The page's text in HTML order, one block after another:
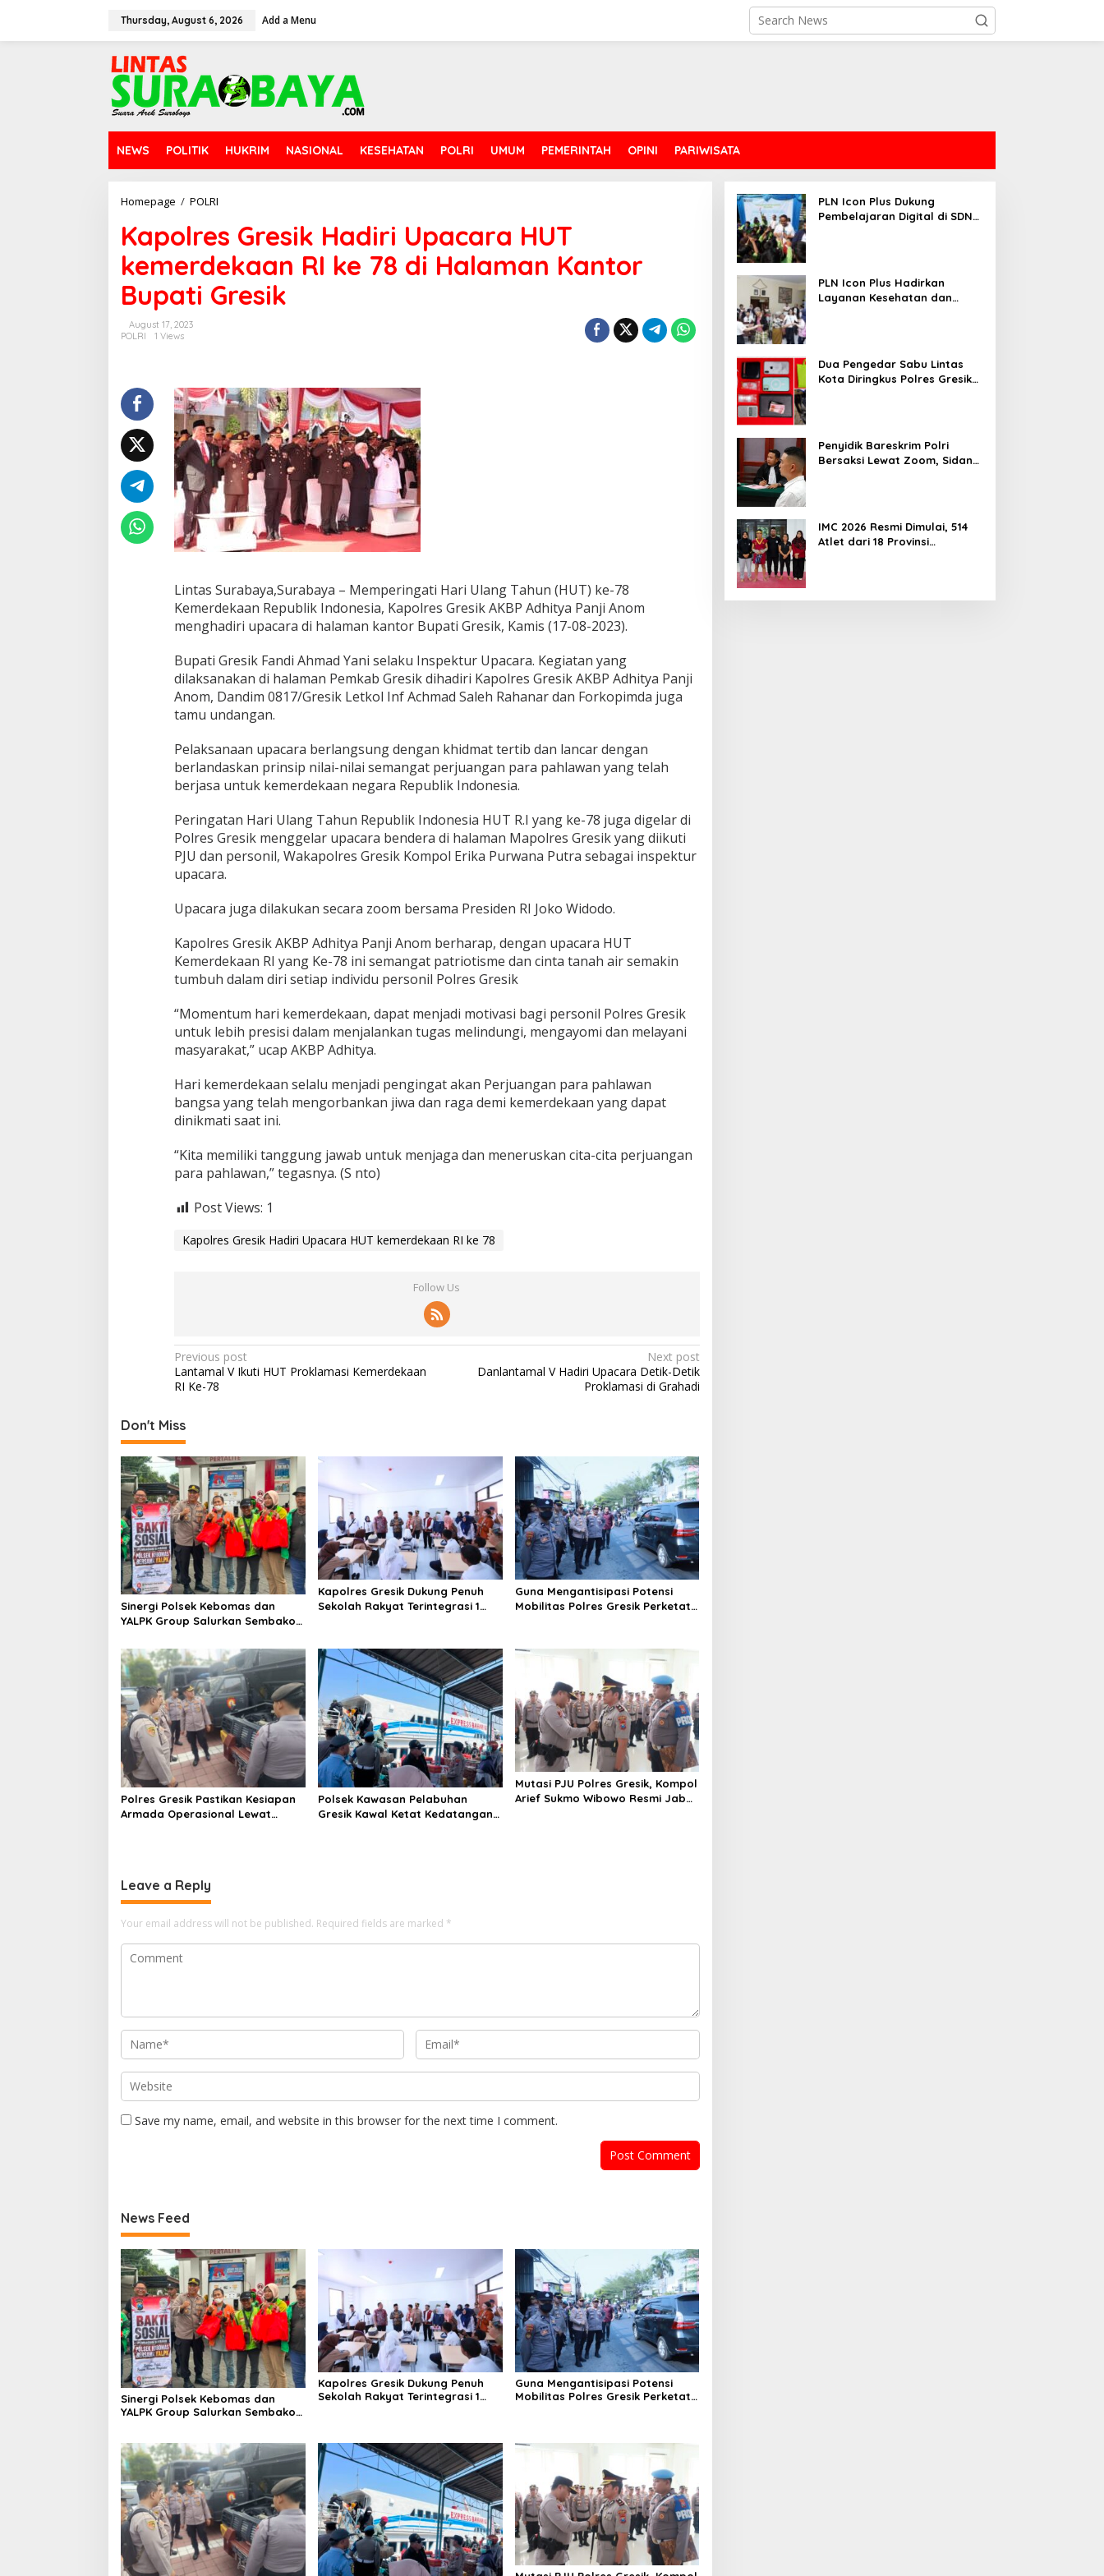
Thursday, August 6, 2026 Add a Menu
NEWS POLITIK HUKRIM NASIONAL KESEHATAN POLRI UMUM PEMERINTAH OPINI PARIWISATA
Homepage / POLRI
p
o
l
r
e
s
k
H
a
d
i
r
i
U
p
a
a
a
H
U
T
e
m
e
r
d
k
a
n
I
k
e
8
i
a
l
a
m
n
K
a
n
o
r
B
a
t
G
e
Kapolres Gresik Hadiri Upacara HUT
kemerdekaan RI ke 78 di Halaman Kantor
Bupati Gresik
August 17, 2023
POLRI
1 Views
Lintas Surabaya,Surabaya – Memperingati Hari Ulang Tahun (HUT) ke-78
Kemerdekaan Republik Indonesia, Kapolres Gresik AKBP Adhitya Panji Anom
menghadiri upacara di halaman kantor Bupati Gresik, Kamis (17-08-2023).
Bupati Gresik Fandi Ahmad Yani selaku Inspektur Upacara. Kegiatan yang
dilaksanakan di halaman Pemkab Gresik dihadiri Kapolres Gresik AKBP Adhitya Panji
Anom, Dandim 0817/Gresik Letkol Inf Achmad Saleh Rahanar dan Forkopimda juga
tamu undangan.
Pelaksanaan upacara berlangsung dengan khidmat tertib dan lancar dengan
berlandaskan prinsip nilai-nilai semangat perjuangan para pahlawan yang telah
berjasa untuk kemerdekaan negara Republik Indonesia.
Peringatan Hari Ulang Tahun Republik Indonesia HUT R.I yang ke-78 juga digelar di
Polres Gresik menggelar upacara bendera di halaman Mapolres Gresik yang diikuti
PJU dan personil, Wakapolres Gresik Kompol Erika Purwana Putra sebagai inspektur
upacara.
Upacara juga dilakukan secara zoom bersama Presiden RI Joko Widodo.
Kapolres Gresik AKBP Adhitya Panji Anom berharap, dengan upacara HUT
Kemerdekaan RI yang Ke-78 ini semangat patriotisme dan cinta tanah air semakin
tumbuh dalam diri setiap individu personil Polres Gresik
“Momentum hari kemerdekaan, dapat menjadi motivasi bagi personil Polres Gresik
untuk lebih presisi dalam menjalankan tugas melindungi, mengayomi dan melayani
masyarakat,” ucap AKBP Adhitya.
Hari kemerdekaan selalu menjadi pengingat akan Perjuangan para pahlawan
bangsa yang telah mengorbankan jiwa dan raga demi kemerdekaan yang dapat
dinikmati saat ini.
“Kita memiliki tanggung jawab untuk menjaga dan meneruskan cita-cita perjuangan
para pahlawan,” tegasnya. (S nto)
Post Views: 1
Kapolres Gresik Hadiri Upacara HUT kemerdekaan RI ke 78
Follow Us
P
o
t
n
a
v
i
g
a
t
i
o
n
Previous post
Lantamal V Ikuti HUT Proklamasi Kemerdekaan
RI Ke-78
Next post
Danlantamal V Hadiri Upacara Detik-Detik
Proklamasi di Grahadi
Don't Miss
Sinergi Polsek Kebomas dan
YALPK Group Salurkan Sembako
Gresik
Kapolres Gresik Dukung Penuh
Sekolah Rakyat Terintegrasi 1
Guna Mengantisipasi Potensi
Mobilitas Polres Gresik Perketat
Polres Gresik Pastikan Kesiapan
Armada Operasional Lewat
Polsek Kawasan Pelabuhan
Gresik Kawal Ketat Kedatangan
Mutasi PJU Polres Gresik, Kompol
Arief Sukmo Wibowo Resmi Jabat
Leave a Reply
Your email address will not be published. Required fields are marked *
Save my name, email, and website in this browser for the next time I comment.
News Feed
Sinergi Polsek Kebomas dan
YALPK Group Salurkan Sembako
Kapolres Gresik Dukung Penuh
Sekolah Rakyat Terintegrasi 1
Guna Mengantisipasi Potensi
Mobilitas Polres Gresik Perketat
PLN Icon Plus Dukung
Pembelajaran Digital di SDN
PLN Icon Plus Hadirkan
Layanan Kesehatan dan
Dua Pengedar Sabu Lintas
Kota Diringkus Polres Gresik
Penyidik Bareskrim Polri
Bersaksi Lewat Zoom, Sidang
IMC 2026 Resmi Dimulai, 514
Atlet dari 18 Provinsi